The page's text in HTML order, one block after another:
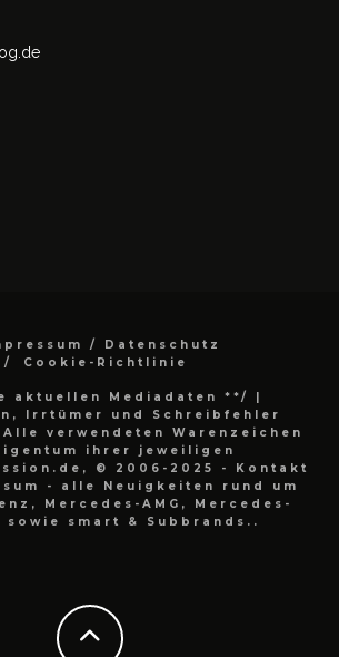
/ Datenschutz
Cookie-Richtlinie
aktuellen Mediadaten **/
|
Irrtümer und Schreibfehler
verwendeten Warenzeichen
ihrer jeweiligen
© 2006-2025 - Kontakt
- alle Neuigkeiten rund um
Mercedes-AMG, Mercedes-
sowie smart & Subbrands..